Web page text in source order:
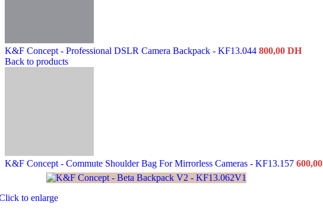
K&F Concept - Professional DSLR Camera Backpack - KF13.044 800,00 DH
Back to products
K&F Concept - Commute Shoulder Bag For Mirrorless Cameras - KF13.157 600,00
to enlarge